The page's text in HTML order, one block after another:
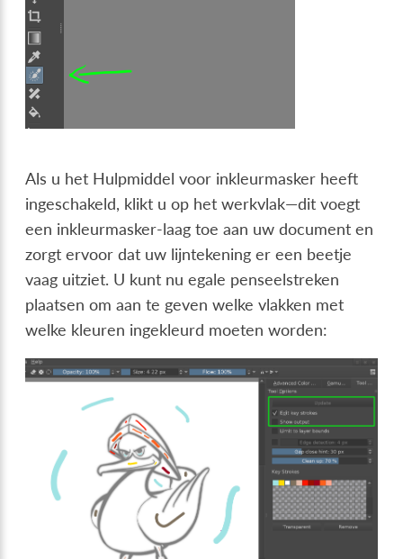
Als u het Hulpmiddel voor inkleurmasker heeft
ingeschakeld, klikt u op het werkvlak—dit voegt
een inkleurmasker-laag toe aan uw document en
zorgt ervoor dat uw lijntekening er een beetje
vaag uitziet. U kunt nu egale penseelstreken
plaatsen om aan te geven welke vlakken met
welke kleuren ingekleurd moeten worden: